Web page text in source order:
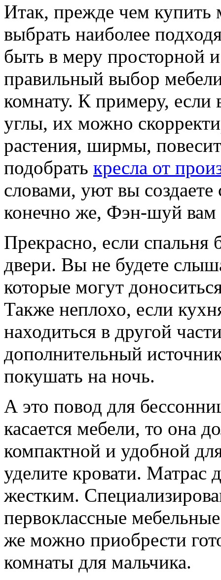
Итак, прежде чем купить
выбрать наиболее
быть в меру просторной
правильный выбор
комнату. К примеру, если
углы, их можно
растения, ширмы,
подобрать кресла от
словами, уют вы
конечно же, Фэн-шуй
Прекрасно, если спальня
двери. Вы не будете
которые могут
Также неплохо, если
находиться в другой
дополнительный
покушать на ночь.
А это повод для
касается мебели, то она
компактной и удобной
уделите кровати.
жестким.
первоклассные
же можно приобрести
комнаты для мальчика.